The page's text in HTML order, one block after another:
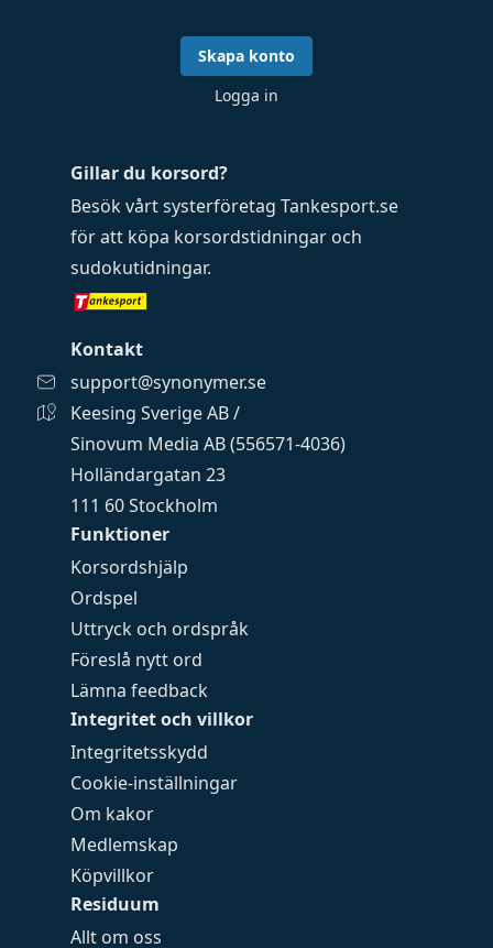
Funktioner
Korsordshjälp
Ordspel
Uttryck och ordspråk
Föreslå nytt ord
Lämna feedback
Integritet och villkor
Integritetsskydd
Cookie-inställningar
Om kakor
Medlemskap
Köpvillkor
Residuum
Allt om oss
Gillar du korsord?
Besök vårt systerföretag Tankesport.se
för att köpa korsordstidningar och
sudokutidningar.
Kontakt
support@synonymer.se
Keesing Sverige AB /
Sinovum Media AB (556571-4036)
Holländargatan 23
111 60 Stockholm
Skapa konto
Logga in